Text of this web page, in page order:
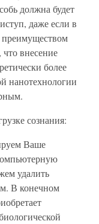
должна будет
даже если в
преимуществом
внесение
более
нанотехнологии
сознания:
Ваше
удалить
В конечном